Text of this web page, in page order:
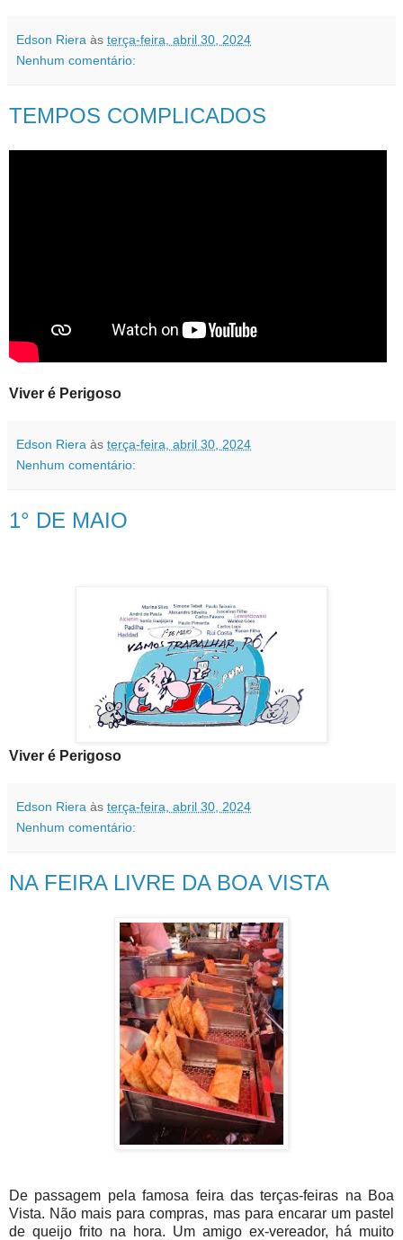
Edson Riera às terça-feira, abril 30, 2024
Nenhum comentário:
TEMPOS COMPLICADOS
Viver é Perigoso
Edson Riera às terça-feira, abril 30, 2024
Nenhum comentário:
1° DE MAIO
Viver é Perigoso
Edson Riera às terça-feira, abril 30, 2024
Nenhum comentário:
NA FEIRA LIVRE DA BOA VISTA
De passagem pela famosa feira das terças-feiras na Boa
Vista. Não mais para compras, mas para encarar um pastel
de queijo frito na hora. Um amigo ex-vereador, há muito